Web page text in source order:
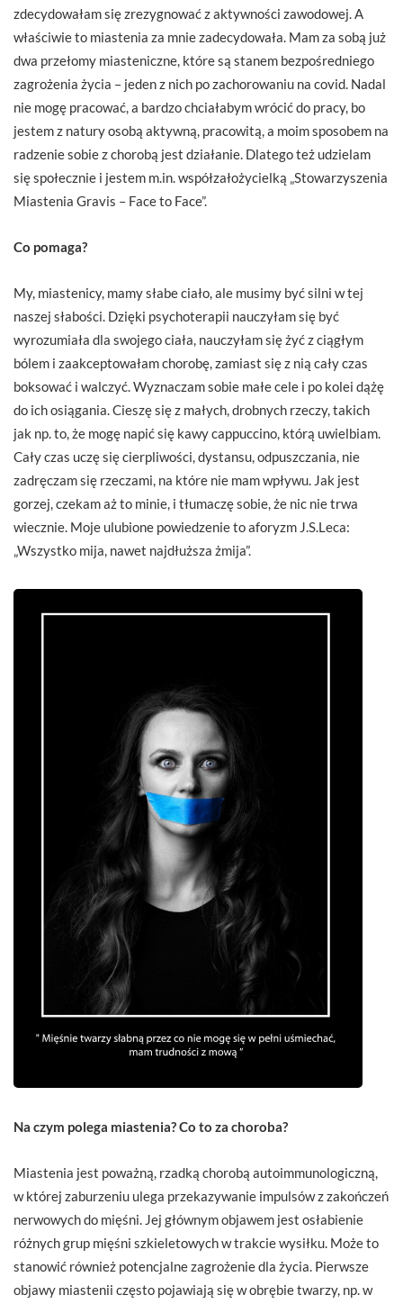
zdecydowałam się zrezygnować z aktywności zawodowej. A
właściwie to miastenia za mnie zadecydowała. Mam za sobą już
dwa przełomy miasteniczne, które są stanem bezpośredniego
zagrożenia życia – jeden z nich po zachorowaniu na covid. Nadal
nie mogę pracować, a bardzo chciałabym wrócić do pracy, bo
jestem z natury osobą aktywną, pracowitą, a moim sposobem na
radzenie sobie z chorobą jest działanie. Dlatego też udzielam
się społecznie i jestem m.in. współzałożycielką „Stowarzyszenia
Miastenia Gravis – Face to Face”.
Co pomaga?
My, miastenicy, mamy słabe ciało, ale musimy być silni w tej
naszej słabości. Dzięki psychoterapii nauczyłam się być
wyrozumiała dla swojego ciała, nauczyłam się żyć z ciągłym
bólem i zaakceptowałam chorobę, zamiast się z nią cały czas
boksować i walczyć. Wyznaczam sobie małe cele i po kolei dążę
do ich osiągania. Cieszę się z małych, drobnych rzeczy, takich
jak np. to, że mogę napić się kawy cappuccino, którą uwielbiam.
Cały czas uczę się cierpliwości, dystansu, odpuszczania, nie
zadręczam się rzeczami, na które nie mam wpływu. Jak jest
gorzej, czekam aż to minie, i tłumaczę sobie, że nic nie trwa
wiecznie. Moje ulubione powiedzenie to aforyzm J.S.Leca:
„Wszystko mija, nawet najdłuższa żmija”.
Na czym polega miastenia? Co to za choroba?
Miastenia jest poważną, rzadką chorobą autoimmunologiczną,
w której zaburzeniu ulega przekazywanie impulsów z zakończeń
nerwowych do mięśni. Jej głównym objawem jest osłabienie
różnych grup mięśni szkieletowych w trakcie wysiłku. Może to
stanowić również potencjalne zagrożenie dla życia. Pierwsze
objawy miastenii często pojawiają się w obrębie twarzy, np. w